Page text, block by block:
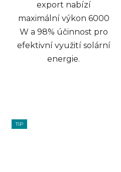
export nabízí
maximální výkon 6000
W a 98% účinnost pro
efektivní využití solární
energie.
TIP